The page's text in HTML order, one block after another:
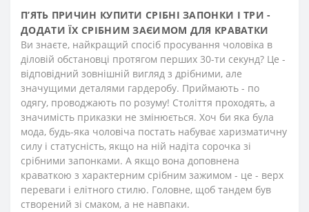
П’ЯТЬ ПРИЧИН КУПИТИ СРІБНІ ЗАПОНКИ І ТРИ -
ДОДАТИ ЇХ СРІБНИМ ЗАЄИМОМ ДЛЯ КРАВАТКИ
Ви знаєте, найкращий спосіб просування чоловіка в
діловій обстановці протягом перших 30-ти секунд? Це -
відповідний зовнішній вигляд з дрібними, але
значущими деталями гардеробу. Приймають - по
одягу, проводжають по розуму! Століття проходять, а
значимість приказки не змінюється. Хоч би яка була
мода, будь-яка чоловіча постать набуває харизматичну
силу і статусність, якщо на ній надіта сорочка зі
срібними запонками. А якщо вона доповнена
краваткою з характерним срібним зажимом - це - верх
переваги і елітного стилю. Головне, щоб тандем був
створений зі смаком, а не навпаки.